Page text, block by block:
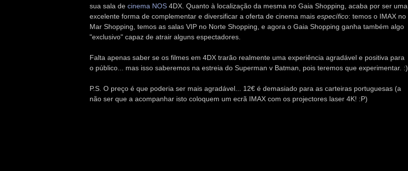
sua sala de cinema NOS 4DX. Quanto à localização da mesma no Gaia Shopping, acaba por ser uma
excelente forma de complementar e diversificar a oferta de cinema mais específico: temos o IMAX no
Mar Shopping, temos as salas VIP no Norte Shopping, e agora o Gaia Shopping ganha também algo
"exclusivo" capaz de atrair alguns espectadores.
Falta apenas saber se os filmes em 4DX trarão realmente uma experiência agradável e positiva para
o público... mas isso saberemos na estreia do Superman v Batman, pois teremos que experimentar. :)
P.S. O preço é que poderia ser mais agradável... 12€ é demasiado para as carteiras portuguesas (a
não ser que a acompanhar isto coloquem um ecrã IMAX com os projectores laser 4K! :P)